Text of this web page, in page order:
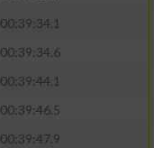
00:39:34.1
00:39:34.6
00:39:44.1
00:39:46.5
00:39:47.9